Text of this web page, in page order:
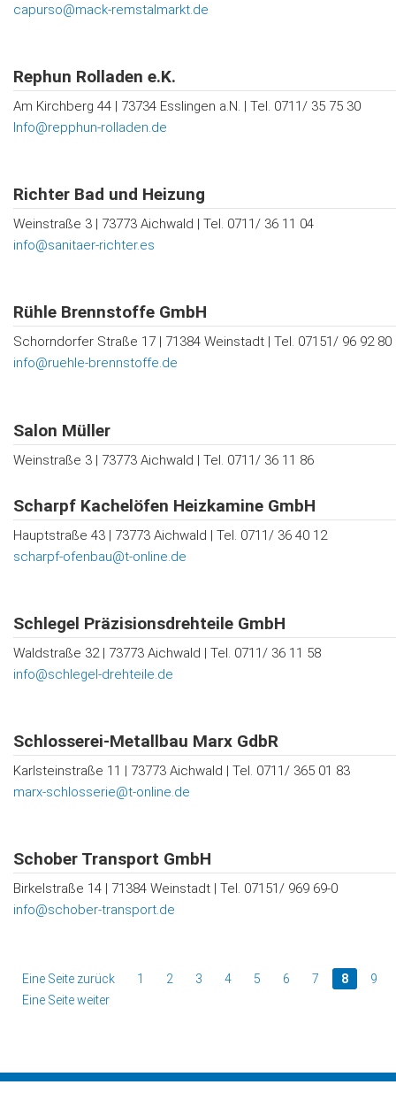
capurso@mack-remstalmarkt.de
Rephun Rolladen e.K.
Am Kirchberg 44 | 73734 Esslingen a.N. | Tel. 0711/ 35 75 30
Info@repphun-rolladen.de
Richter Bad und Heizung
Weinstraße 3 | 73773 Aichwald | Tel. 0711/ 36 11 04
info@sanitaer-richter.es
Rühle Brennstoffe GmbH
Schorndorfer Straße 17 | 71384 Weinstadt | Tel. 07151/ 96 92 80
info@ruehle-brennstoffe.de
Salon Müller
Weinstraße 3 | 73773 Aichwald | Tel. 0711/ 36 11 86
Scharpf Kachelöfen Heizkamine GmbH
Hauptstraße 43 | 73773 Aichwald | Tel. 0711/ 36 40 12
scharpf-ofenbau@t-online.de
Schlegel Präzisionsdrehteile GmbH
Waldstraße 32 | 73773 Aichwald | Tel. 0711/ 36 11 58
info@schlegel-drehteile.de
Schlosserei-Metallbau Marx GdbR
Karlsteinstraße 11 | 73773 Aichwald | Tel. 0711/ 365 01 83
marx-schlosserie@t-online.de
Schober Transport GmbH
Birkelstraße 14 | 71384 Weinstadt | Tel. 07151/ 969 69-0
info@schober-transport.de
Eine Seite zurück 1 2 3 4 5 6 7 8
9
Eine Seite weiter